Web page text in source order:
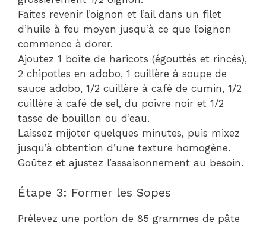
Faites revenir l’oignon et l’ail dans un filet
d’huile à feu moyen jusqu’à ce que l’oignon
commence à dorer.
Ajoutez 1 boîte de haricots (égouttés et rincés),
2 chipotles en adobo, 1 cuillère à soupe de
sauce adobo, 1/2 cuillère à café de cumin, 1/2
cuillère à café de sel, du poivre noir et 1/2
tasse de bouillon ou d’eau.
Laissez mijoter quelques minutes, puis mixez
jusqu’à obtention d’une texture homogène.
Goûtez et ajustez l’assaisonnement au besoin.
Étape 3: Former les Sopes
Prélevez une portion de 85 grammes de pâte